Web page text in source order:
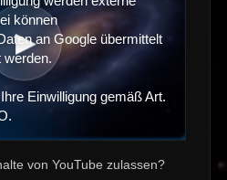
▶
können
an Google übermittelt
werden.
Einwilligung gemäß Art.
von YouTube zulassen?